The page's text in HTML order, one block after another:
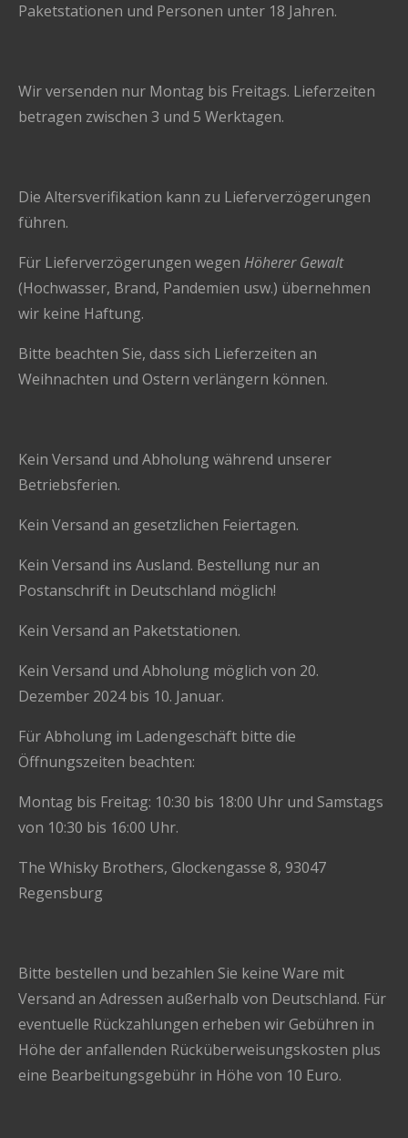
Paketstationen und Personen unter 18 Jahren.
Wir versenden nur Montag bis Freitags. Lieferzeiten
betragen zwischen 3 und 5 Werktagen.
Die Altersverifikation kann zu Lieferverzögerungen
führen.
Für Lieferverzögerungen wegen Höherer Gewalt
(Hochwasser, Brand, Pandemien usw.) übernehmen
wir keine Haftung.
Bitte beachten Sie, dass sich Lieferzeiten an
Weihnachten und Ostern verlängern können.
Kein Versand und Abholung während unserer
Betriebsferien.
Kein Versand an gesetzlichen Feiertagen.
Kein Versand ins Ausland. Bestellung nur an
Postanschrift in Deutschland möglich!
Kein Versand an Paketstationen.
Kein Versand und Abholung möglich von 20.
Dezember 2024 bis 10. Januar.
Für Abholung im Ladengeschäft bitte die
Öffnungszeiten beachten:
Montag bis Freitag: 10:30 bis 18:00 Uhr und Samstags
von 10:30 bis 16:00 Uhr.
The Whisky Brothers, Glockengasse 8, 93047
Regensburg
Bitte bestellen und bezahlen Sie keine Ware mit
Versand an Adressen außerhalb von Deutschland. Für
eventuelle Rückzahlungen erheben wir Gebühren in
Höhe der anfallenden Rücküberweisungskosten plus
eine Bearbeitungsgebühr in Höhe von 10 Euro.